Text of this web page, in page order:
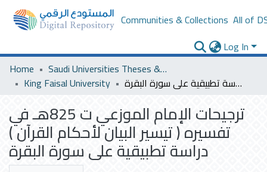
Communities & Collections All of
Log In
Home
Saudi Universities Theses & Dissertations
King Faisal University
ترجيحات الإمام الموزعي ت 825هـ في تفسيره ( تيسير البيان لأحكام القرآن ) دراسة تطبيقية على سورة البقرة
ترجيحات الإمام الموزعي ت 825هـ في
تفسيره ( تيسير البيان لأحكام القرآن )
دراسة تطبيقية على سورة البقرة